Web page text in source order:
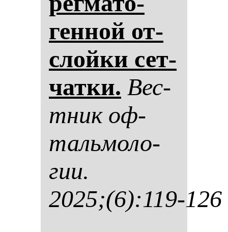
ген­ной от­
слой­ки сет­
чат­ки. Вес­
тник оф­
таль­мо­ло­
гии.
2025;(6):119-126